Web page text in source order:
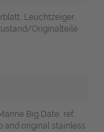
Leuchtzeiger,
Originalteile
Big Date, ref.
and original stainless